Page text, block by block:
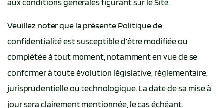
aux conditions générales figurant sur le Site.
Veuillez noter que la présente Politique de
confidentialité est susceptible d’être modifiée ou
complétée à tout moment, notamment en vue de se
conformer à toute évolution législative, réglementaire,
jurisprudentielle ou technologique. La date de sa mise à
jour sera clairement mentionnée, le cas échéant.